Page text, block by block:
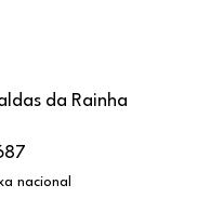
da Rainha
nacional